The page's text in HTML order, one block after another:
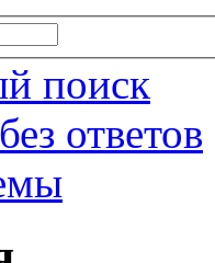
поиск
ответов